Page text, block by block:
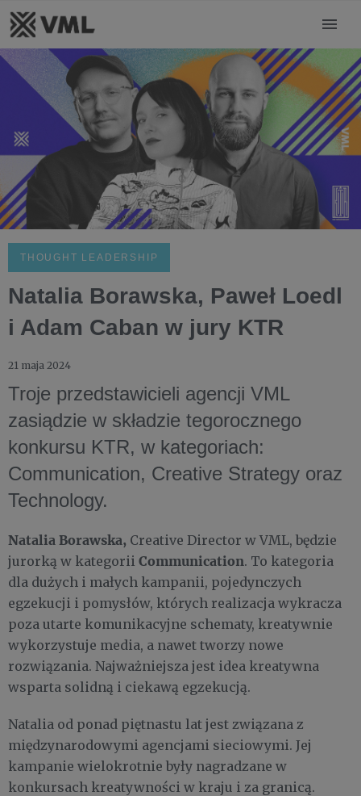
THOUGHT LEADERSHIP
Natalia Borawska, Paweł Loedl
i Adam Caban w jury KTR
21 maja 2024
Troje przedstawicieli agencji VML
zasiądzie w składzie tegorocznego
konkursu KTR, w kategoriach:
Communication, Creative Strategy oraz
Technology.
Natalia Borawska, Creative Director w VML, będzie
jurorką w kategorii Communication. To kategoria
dla dużych i małych kampanii, pojedynczych
egzekucji i pomysłów, których realizacja wykracza
poza utarte komunikacyjne schematy, kreatywnie
wykorzystuje media, a nawet tworzy nowe
rozwiązania. Najważniejsza jest idea kreatywna
wsparta solidną i ciekawą egzekucją.
Natalia od ponad piętnastu lat jest związana z
międzynarodowymi agencjami sieciowymi. Jej
kampanie wielokrotnie były nagradzane w
konkursach kreatywności w kraju i za granicą.